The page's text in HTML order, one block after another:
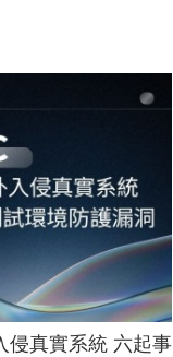
侵真實系統 六起事